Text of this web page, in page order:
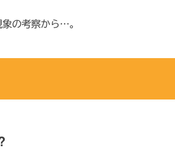
の考察から…。